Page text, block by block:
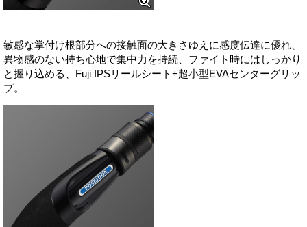
敏感な掌付け根部分への接触面の大きさゆえに感度伝達に優れ、
異物感のない持ち心地で集中力を持続、ファイト時にはしっかり
と握り込める、Fuji IPSリールシート+超小型EVAセンターグリッ
プ。